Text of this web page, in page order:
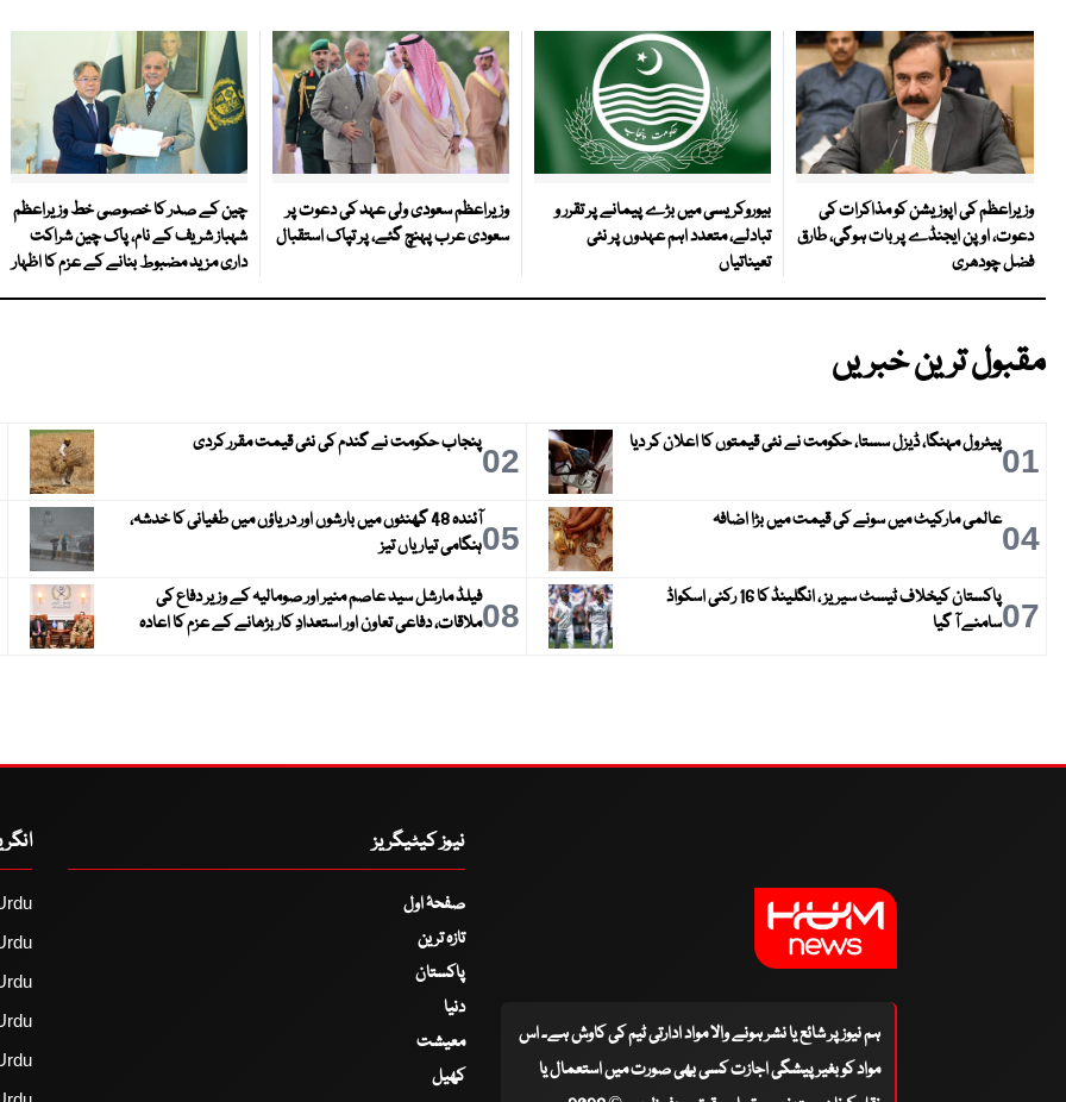
وزیراعظم کی اپوزیشن کو مذاکرات کی
دعوت، اوپن ایجنڈے پر بات ہوگی، طارق
فضل چودھری
بیوروکریسی میں بڑے پیمانے پر تقرر و
تبادلے، متعدد اہم عہدوں پر نئی
تعیناتیاں
وزیراعظم سعودی ولی عہد کی دعوت پر
سعودی عرب پہنچ گئے، پر تپاک استقبال
چین کے صدر کا خصوصی خط وزیراعظم
شہباز شریف کے نام، پاک چین شراکت
داری مزید مضبوط بنانے کے عزم کا اظہار
مقبول ترین خبریں
01پیٹرول مہنگا، ڈیزل سستا، حکومت نے نئی قیمتوں کا اعلان کر دیا 02پنجاب حکومت نے گندم کی نئی قیمت مقرر کردی
04عالمی مارکیٹ میں سونے کی قیمت میں بڑا اضافہ 05
آئندہ 48 گھنٹوں میں بارشوں اور دریاؤں میں طغیانی کا خدشہ،
ہنگامی تیاریاں تیز
07
پاکستان کیخلاف ٹیسٹ سیریز ، انگلینڈ کا 16 رکنی اسکواڈ
سامنے آ گیا
08فیلڈ مارشل سید عاصم منیر اور صومالیہ کے وزیر دفاع کی
ملاقات، دفاعی تعاون اور استعدادِ کار بڑھانے کے عزم کا اعادہ
ہم نیوز پر شائع یا نشر ہونے والا مواد ادارتی ٹیم کی کاوش ہے۔ اس
مواد کو بغیر پیشگی اجازت کسی بھی صورت میں استعمال یا
نیوز کیٹیگریز
صفحۂ اول
تازہ ترین
پاکستان
دنیا
معیشت
کھیل